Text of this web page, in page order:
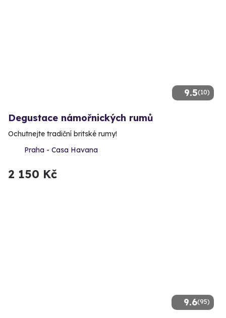
9.5(10)
Degustace námořnických rumů
Ochutnejte tradiční britské rumy!
Praha - Casa Havana
2 150 Kč
9.6(95)